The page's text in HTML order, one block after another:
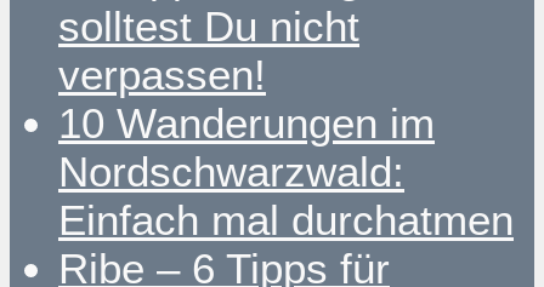
solltest Du nicht
verpassen!
10 Wanderungen im
Nordschwarzwald:
Einfach mal durchatmen
Ribe – 6 Tipps für